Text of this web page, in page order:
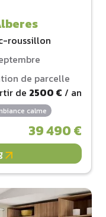
roussillon
de parcelle
de 2500 € / an
calme
39 490 €